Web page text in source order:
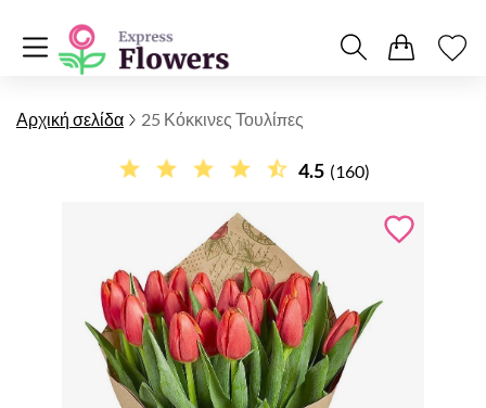
Αρχική σελίδα 25 Κόκκινες Τουλίπες
4.5 (160)